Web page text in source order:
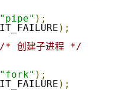
"pipe" );
);
/* 创建子进程 */
"fork" );
);